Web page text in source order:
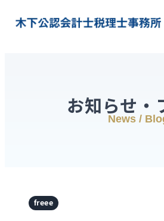
お知らせ・
News /
freee